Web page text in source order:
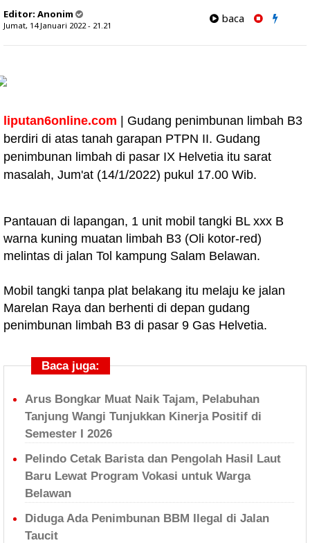
Editor: Anonim
Jumat, 14 Januari 2022 - 21.21
baca
liputan6online.com | Gudang penimbunan limbah B3
berdiri di atas tanah garapan PTPN II. Gudang
penimbunan limbah di pasar IX Helvetia itu sarat
masalah, Jum'at (14/1/2022) pukul 17.00 Wib.
Pantauan di lapangan, 1 unit mobil tangki BL xxx B
warna kuning muatan limbah B3 (Oli kotor-red)
melintas di jalan Tol kampung Salam Belawan.
Mobil tangki tanpa plat belakang itu melaju ke jalan
Marelan Raya dan berhenti di depan gudang
penimbunan limbah B3 di pasar 9 Gas Helvetia.
Baca juga:
Arus Bongkar Muat Naik Tajam, Pelabuhan
Tanjung Wangi Tunjukkan Kinerja Positif di
Semester I 2026
Pelindo Cetak Barista dan Pengolah Hasil Laut
Baru Lewat Program Vokasi untuk Warga
Belawan
Diduga Ada Penimbunan BBM Ilegal di Jalan
Taucit